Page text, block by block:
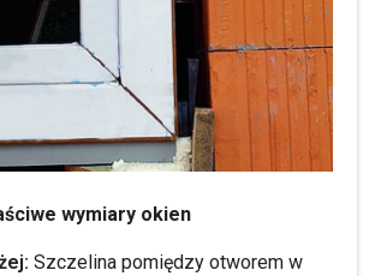
wymiary okien
Szczelina pomiędzy otworem w